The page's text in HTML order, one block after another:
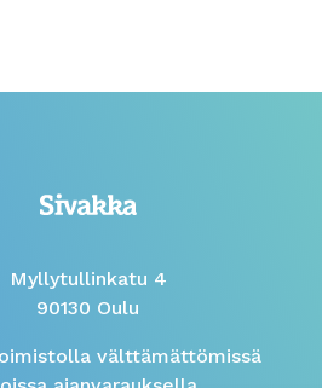
Myllytullinkatu 4
90130 Oulu
välttämättömissä